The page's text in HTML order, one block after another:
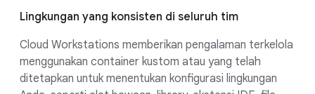
Lingkungan yang konsisten di seluruh tim
Cloud Workstations memberikan pengalaman terkelola
menggunakan container kustom atau yang telah
ditetapkan untuk menentukan konfigurasi lingkungan